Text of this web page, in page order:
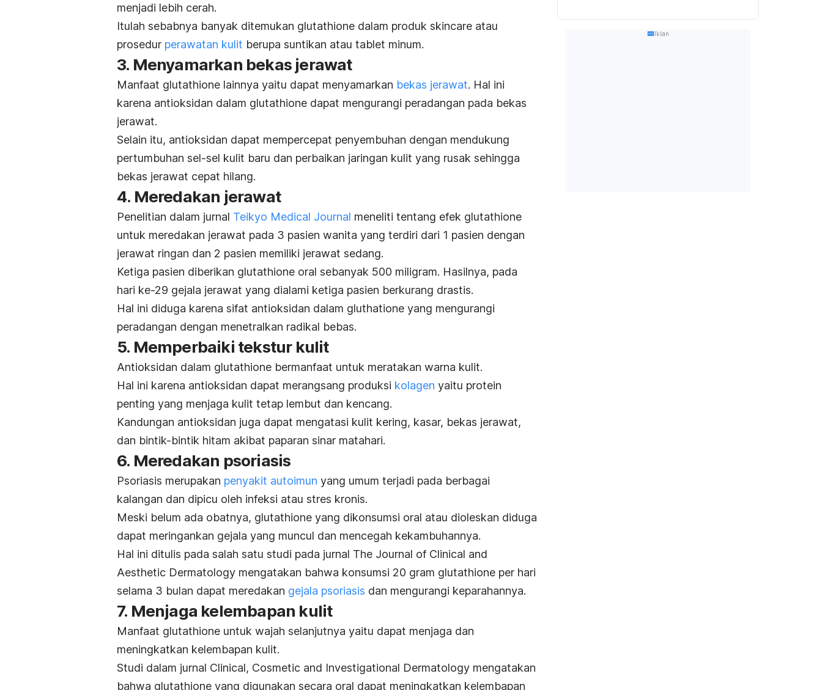
menjadi lebih cerah.
Itulah sebabnya banyak ditemukan glutathione dalam produk skincare atau
prosedur perawatan kulit berupa suntikan atau tablet minum.
3. Menyamarkan bekas jerawat
Manfaat glutathione lainnya yaitu dapat menyamarkan bekas jerawat. Hal ini
karena antioksidan dalam glutathione dapat mengurangi peradangan pada bekas
jerawat.
Selain itu, antioksidan dapat mempercepat penyembuhan dengan mendukung
pertumbuhan sel-sel kulit baru dan perbaikan jaringan kulit yang rusak sehingga
bekas jerawat cepat hilang.
4. Meredakan jerawat
Penelitian dalam jurnal Teikyo Medical Journal meneliti tentang efek glutathione
untuk meredakan jerawat pada 3 pasien wanita yang terdiri dari 1 pasien dengan
jerawat ringan dan 2 pasien memiliki jerawat sedang.
Ketiga pasien diberikan glutathione oral sebanyak 500 miligram. Hasilnya, pada
hari ke-29 gejala jerawat yang dialami ketiga pasien berkurang drastis.
Hal ini diduga karena sifat antioksidan dalam gluthatione yang mengurangi
peradangan dengan menetralkan radikal bebas.
5. Memperbaiki tekstur kulit
Antioksidan dalam glutathione bermanfaat untuk meratakan warna kulit.
Hal ini karena antioksidan dapat merangsang produksi kolagen yaitu protein
penting yang menjaga kulit tetap lembut dan kencang.
Kandungan antioksidan juga dapat mengatasi kulit kering, kasar, bekas jerawat,
dan bintik-bintik hitam akibat paparan sinar matahari.
6. Meredakan psoriasis
Psoriasis merupakan penyakit autoimun yang umum terjadi pada berbagai
kalangan dan dipicu oleh infeksi atau stres kronis.
Meski belum ada obatnya, glutathione yang dikonsumsi oral atau dioleskan diduga
dapat meringankan gejala yang muncul dan mencegah kekambuhannya.
Hal ini ditulis pada salah satu studi pada jurnal The Journal of Clinical and
Aesthetic Dermatology mengatakan bahwa konsumsi 20 gram glutathione per hari
selama 3 bulan dapat meredakan gejala psoriasis dan mengurangi keparahannya.
7. Menjaga kelembapan kulit
Manfaat glutathione untuk wajah selanjutnya yaitu dapat menjaga dan
meningkatkan kelembapan kulit.
Studi dalam jurnal Clinical, Cosmetic and Investigational Dermatology mengatakan
bahwa glutathione yang digunakan secara oral dapat meningkatkan kelembapan
Iklan